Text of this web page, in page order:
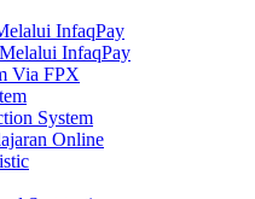
InfaqPay
InfaqPay
Via FPX
System
Online